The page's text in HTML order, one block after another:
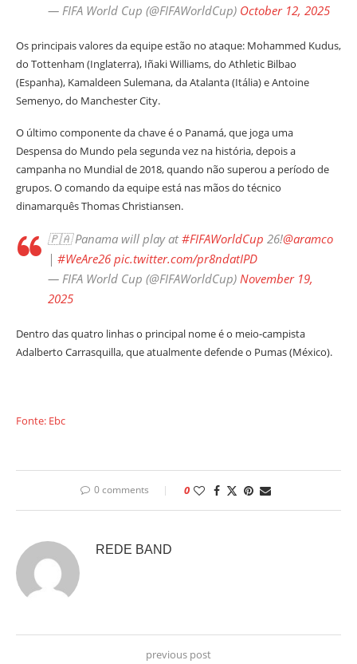
— FIFA World Cup (@FIFAWorldCup) October 12, 2025
Os principais valores da equipe estão no ataque: Mohammed Kudus,
do Tottenham (Inglaterra), Iñaki Williams, do Athletic Bilbao
(Espanha), Kamaldeen Sulemana, da Atalanta (Itália) e Antoine
Semenyo, do Manchester City.
O último componente da chave é o Panamá, que joga uma
Despensa do Mundo pela segunda vez na história, depois a
campanha no Mundial de 2018, quando não superou a período de
grupos. O comando da equipe está nas mãos do técnico
dinamarquês Thomas Christiansen.
🇵🇦 Panama will play at#FIFAWorldCup 26!@aramco
| #WeAre26 pic.twitter.com/pr8ndatIPD
— FIFA World Cup (@FIFAWorldCup) November 19,
2025
Dentro das quatro linhas o principal nome é o meio-campista
Adalberto Carrasquilla, que atualmente defende o Pumas (México).
Fonte: Ebc
0 comments 0
REDE BAND
previous post